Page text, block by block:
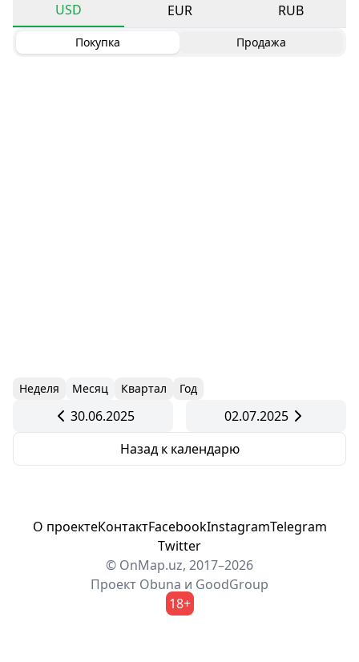
USD
EUR RUB
Покупка Продажа
Неделя Месяц Квартал Год
30.06.2025
02.07.2025
Назад к календарю
О проектеКонтактFacebookInstagramTelegram
Twitter
© OnMap.uz, 2017–2026
Проект Obuna и GoodGroup
18+